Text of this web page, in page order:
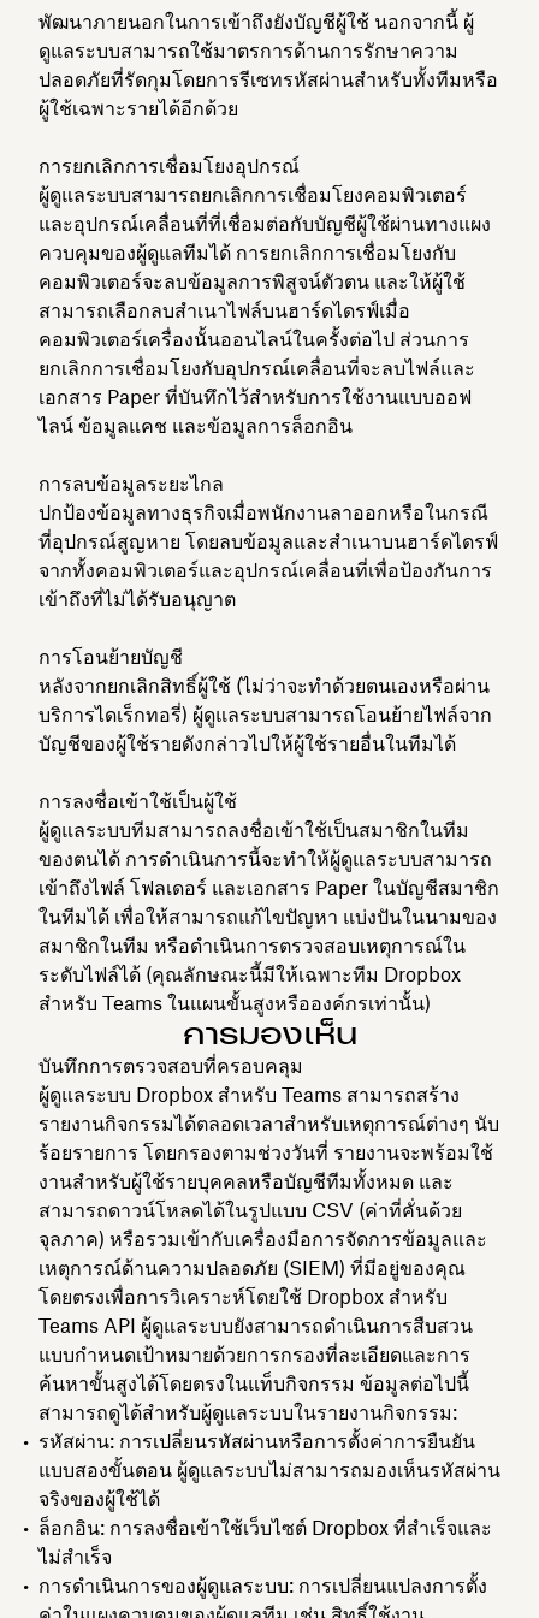
พัฒนาภายนอกในการเข้าถึงยังบัญชีผู้ใช้ นอกจากนี้ ผู้
ดูแลระบบสามารถใช้มาตรการด้านการรักษาความ
ปลอดภัยที่รัดกุมโดยการรีเซทรหัสผ่านสำหรับทั้งทีมหรือ
ผู้ใช้เฉพาะรายได้อีกด้วย
การยกเลิกการเชื่อมโยงอุปกรณ์
ผู้ดูแลระบบสามารถยกเลิกการเชื่อมโยงคอมพิวเตอร์
และอุปกรณ์เคลื่อนที่ที่เชื่อมต่อกับบัญชีผู้ใช้ผ่านทางแผง
ควบคุมของผู้ดูแลทีมได้ การยกเลิกการเชื่อมโยงกับ
คอมพิวเตอร์จะลบข้อมูลการพิสูจน์ตัวตน และให้ผู้ใช้
สามารถเลือกลบสำเนาไฟล์บนฮาร์ดไดรฟ์เมื่อ
คอมพิวเตอร์เครื่องนั้นออนไลน์ในครั้งต่อไป ส่วนการ
ยกเลิกการเชื่อมโยงกับอุปกรณ์เคลื่อนที่จะลบไฟล์และ
เอกสาร Paper ที่บันทึกไว้สำหรับการใช้งานแบบออฟ
ไลน์ ข้อมูลแคช และข้อมูลการล็อกอิน
การลบข้อมูลระยะไกล
ปกป้องข้อมูลทางธุรกิจเมื่อพนักงานลาออกหรือในกรณี
ที่อุปกรณ์สูญหาย โดยลบข้อมูลและสำเนาบนฮาร์ดไดรฟ์
จากทั้งคอมพิวเตอร์และอุปกรณ์เคลื่อนที่เพื่อป้องกันการ
เข้าถึงที่ไม่ได้รับอนุญาต
การโอนย้ายบัญชี
หลังจากยกเลิกสิทธิ์ผู้ใช้ (ไม่ว่าจะทำด้วยตนเองหรือผ่าน
บริการไดเร็กทอรี่) ผู้ดูแลระบบสามารถโอนย้ายไฟล์จาก
บัญชีของผู้ใช้รายดังกล่าวไปให้ผู้ใช้รายอื่นในทีมได้
การลงชื่อเข้าใช้เป็นผู้ใช้
ผู้ดูแลระบบทีมสามารถลงชื่อเข้าใช้เป็นสมาชิกในทีม
ของตนได้ การดำเนินการนี้จะทำให้ผู้ดูแลระบบสามารถ
เข้าถึงไฟล์ โฟลเดอร์ และเอกสาร Paper ในบัญชีสมาชิก
ในทีมได้ เพื่อให้สามารถแก้ไขปัญหา แบ่งปันในนามของ
สมาชิกในทีม หรือดำเนินการตรวจสอบเหตุการณ์ใน
ระดับไฟล์ได้ (คุณลักษณะนี้มีให้เฉพาะทีม Dropbox
สำหรับ Teams ในแผนขั้นสูงหรือองค์กรเท่านั้น)
การมองเห็น
บันทึกการตรวจสอบที่ครอบคลุม
ผู้ดูแลระบบ Dropbox สำหรับ Teams สามารถสร้าง
รายงานกิจกรรมได้ตลอดเวลาสำหรับเหตุการณ์ต่างๆ นับ
ร้อยรายการ โดยกรองตามช่วงวันที่ รายงานจะพร้อมใช้
งานสำหรับผู้ใช้รายบุคคลหรือบัญชีทีมทั้งหมด และ
สามารถดาวน์โหลดได้ในรูปแบบ CSV (ค่าที่คั่นด้วย
จุลภาค) หรือรวมเข้ากับเครื่องมือการจัดการข้อมูลและ
เหตุการณ์ด้านความปลอดภัย (SIEM) ที่มีอยู่ของคุณ
โดยตรงเพื่อการวิเคราะห์โดยใช้ Dropbox สำหรับ
Teams API ผู้ดูแลระบบยังสามารถดำเนินการสืบสวน
แบบกำหนดเป้าหมายด้วยการกรองที่ละเอียดและการ
ค้นหาขั้นสูงได้โดยตรงในแท็บกิจกรรม ข้อมูลต่อไปนี้
สามารถดูได้สำหรับผู้ดูแลระบบในรายงานกิจกรรม:
รหัสผ่าน: การเปลี่ยนรหัสผ่านหรือการตั้งค่าการยืนยัน
แบบสองขั้นตอน ผู้ดูแลระบบไม่สามารถมองเห็นรหัสผ่าน
จริงของผู้ใช้ได้
ล็อกอิน: การลงชื่อเข้าใช้เว็บไซต์ Dropbox ที่สำเร็จและ
ไม่สำเร็จ
การดำเนินการของผู้ดูแลระบบ: การเปลี่ยนแปลงการตั้ง